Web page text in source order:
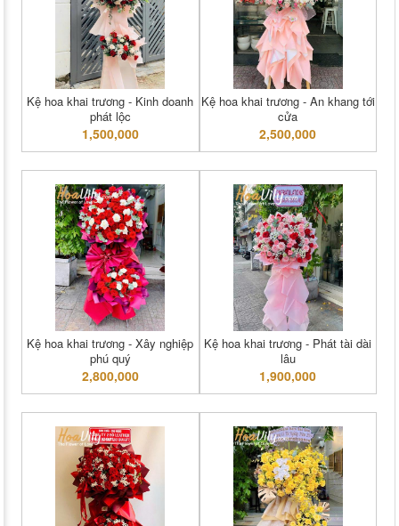
Kệ hoa khai trương - Kinh doanh
phát lộc
1,500,000
Kệ hoa khai trương - An khang tới
cửa
2,500,000
Kệ hoa khai trương - Xây nghiệp
phú quý
2,800,000
Kệ hoa khai trương - Phát tài dài
lâu
1,900,000